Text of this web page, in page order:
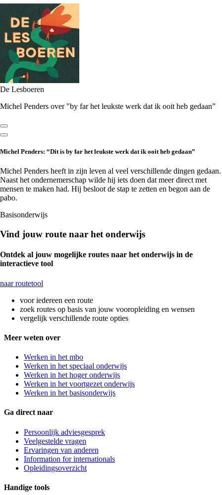
De Lesboeren
Michel Penders over "by far het leukste werk dat ik ooit heb gedaan”
Michel Penders: “Dit is by far het leukste werk dat ik ooit heb gedaan”
Michel Penders heeft in zijn leven al veel verschillende dingen gedaan.
Naast het ondernemerschap wilde hij iets doen dat meer direct met
mensen te maken had. Hij besloot de stap te zetten en begon aan de
pabo.
Basisonderwijs
Vind jouw route naar het onderwijs
Ontdek al jouw mogelijke routes naar het onderwijs in de
interactieve tool
naar routetool
voor iedereen een route
zoek routes op basis van jouw vooropleiding en wensen
vergelijk verschillende route opties
Meer weten over
Werken in het mbo
Werken in het speciaal onderwijs
Werken in het hoger onderwijs
Werken in het voortgezet onderwijs
Werken in het basisonderwijs
Ga direct naar
Persoonlijk adviesgesprek
Veelgestelde vragen
Ervaringen van anderen
Information for internationals
Opleidingsoverzicht
Handige tools